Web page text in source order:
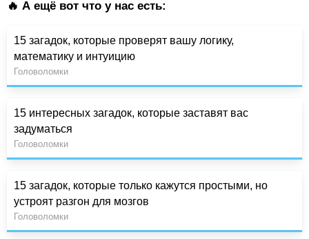
🔥 А ещё вот что у нас есть:
15 загадок, которые проверят вашу логику,
математику и интуицию
Головоломки
15 интересных загадок, которые заставят вас
задуматься
Головоломки
15 загадок, которые только кажутся простыми, но
устроят разгон для мозгов
Головоломки